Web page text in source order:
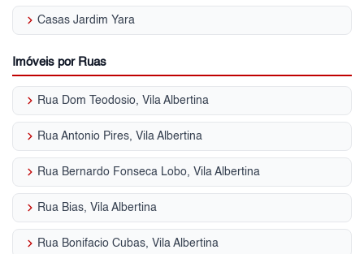
keyboard_arrow_right Casas Jardim Yara
Imóveis por Ruas
keyboard_arrow_right Rua Dom Teodosio, Vila Albertina
keyboard_arrow_right Rua Antonio Pires, Vila Albertina
keyboard_arrow_right Rua Bernardo Fonseca Lobo, Vila Albertina
keyboard_arrow_right Rua Bias, Vila Albertina
keyboard_arrow_right Rua Bonifacio Cubas, Vila Albertina